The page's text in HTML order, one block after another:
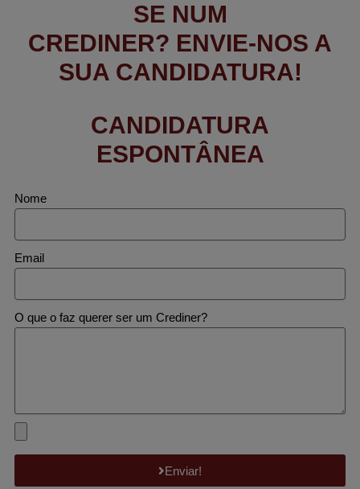
SE NUM
CREDINER? ENVIE-NOS A
SUA CANDIDATURA!
CANDIDATURA
ESPONTÂNEA
Nome
Email
O que o faz querer ser um Crediner?
Enviar!